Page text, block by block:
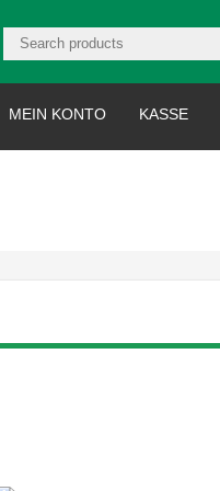
MEIN KONTO KASSE